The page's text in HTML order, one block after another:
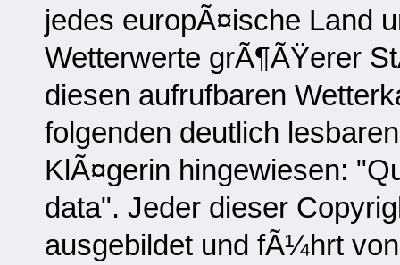
jedes europÃ¤ische Land
Wetterwerte grÃ¶ÃŸerer
diesen aufrufbaren
folgenden deutlich
KlÃ¤gerin hingewiesen:
data". Jeder dieser
ausgebildet und fÃ¼hrt